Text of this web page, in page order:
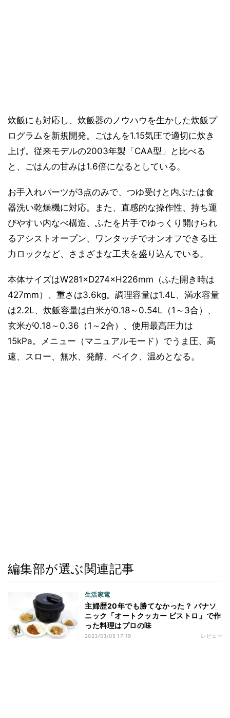
炊飯にも対応し、炊飯器のノウハウを生かした炊飯プ
ログラムを新規開発。ごはんを1.15気圧で適切に炊き
上げ。従来モデルの2003年製「CAA型」と比べる
と、ごはんの甘みは1.6倍になるとしている。
お手入れパーツが3点のみで、つゆ受けと内ぶたは食
器洗い乾燥機に対応。また、直感的な操作性、持ち運
びやすい内なべ構造、ふたを片手でゆっくり開けられ
るアシストオープン、ワンタッチでオンオフできる圧
力ロックなど、さまざまな工夫を盛り込んでいる。
本体サイズはW281×D274×H226mm（ふた開き時は
427mm）、重さは3.6kg。調理容量は1.4L、満水容量
は2.2L、炊飯容量は白米が0.18～0.54L（1～3合）、
玄米が0.18～0.36（1～2合）、使用最高圧力は
15kPa。メニュー（マニュアルモード）でうま圧、高
速、スロー、無水、発酵、ベイク、温めとなる。
編集部が選ぶ関連記事
生活家電
主婦歴20年でも勝てなかった？ パナソ
ニック「オートクッカー ビストロ」で作
った料理はプロの味
2023/03/05 17:19 レビュー